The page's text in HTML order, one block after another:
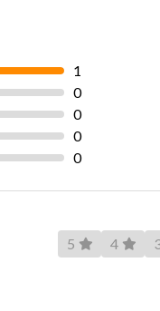
Vida Util
Composición
0
0
0
0
1
5 4